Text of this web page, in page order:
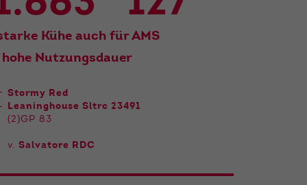
Kühe auch für AMS
Nutzungsdauer
Stormy Red
Leaninghouse Sltrc 23491
(2)GP 83
v. Salvatore RDC